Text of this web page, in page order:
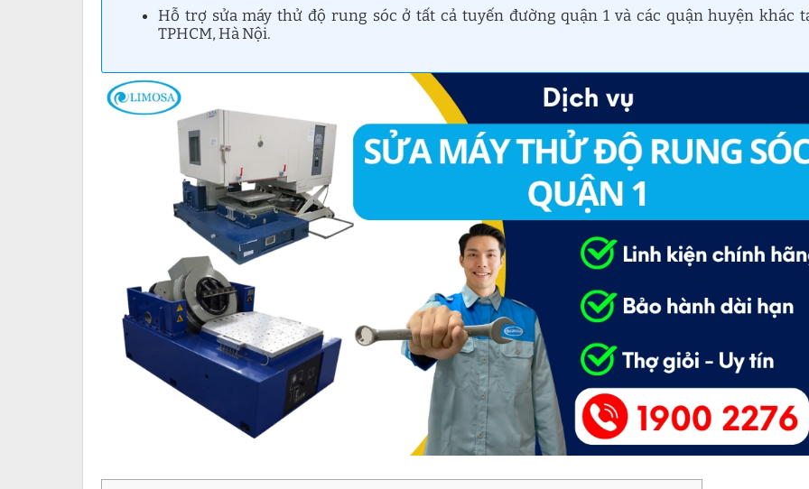
Hỗ trợ sửa máy thử độ rung sóc ở tất cả tuyến đường quận 1 và các quận huyện khác
TPHCM, Hà Nội.